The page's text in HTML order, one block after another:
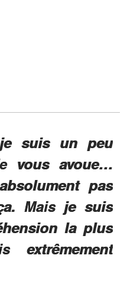
je suis un peu
vous avoue…
pas
Mais je suis
la plus
extrêmement